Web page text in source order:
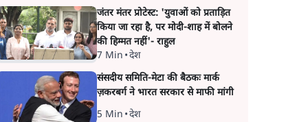
जंतर मंतर प्रोटेस्ट: 'युवाओं को प्रताड़ित
किया जा रहा है, पर मोदी-शाह में बोलने
की हिम्मत नहीं'- राहुल
7 Min •देश
संसदीय समिति-मेटा की बैठकः मार्क
ज़करबर्ग ने भारत सरकार से माफी मांगी
5 Min •देश